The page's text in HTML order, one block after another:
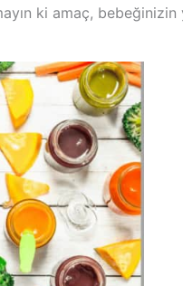
ki amaç,